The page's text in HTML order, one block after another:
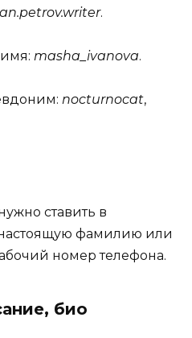
.
masha_ivanova.
nocturnocat,
ставить в
фамилию или
номер телефона.
био